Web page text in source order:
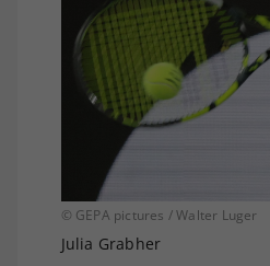
© GEPA pictures / Walter Luger
Julia Grabher